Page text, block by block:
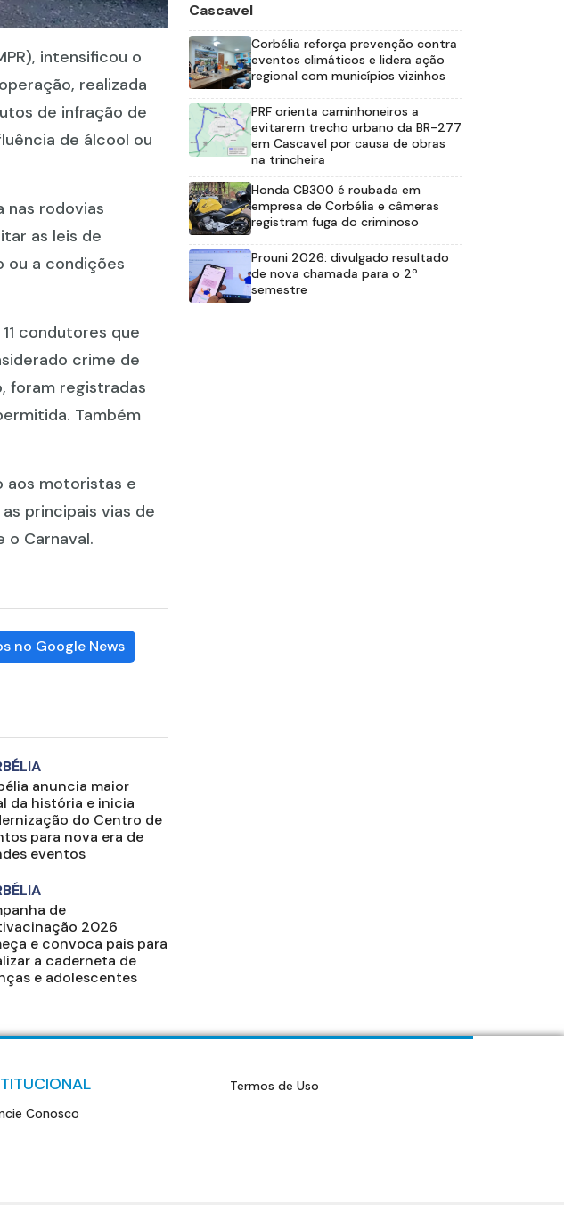
intensificou o
realizada
de infração de
de álcool ou
nas rodovias
as leis de
ou a condições
condutores que
crime de
foram registradas
Também
aos motoristas e
principais vias de
Carnaval.
no Google News
anuncia maior
da história e inicia
do Centro de
para nova era de
eventos
de
2026
e convoca pais para
a caderneta de
e adolescentes
Cascavel
Corbélia reforça prevenção contra
eventos climáticos e lidera ação
regional com municípios vizinhos
PRF orienta caminhoneiros a
evitarem trecho urbano da BR-277
em Cascavel por causa de obras
na trincheira
Honda CB300 é roubada em
empresa de Corbélia e câmeras
registram fuga do criminoso
Prouni 2026: divulgado resultado
de nova chamada para o 2º
semestre
Conosco
Termos de Uso